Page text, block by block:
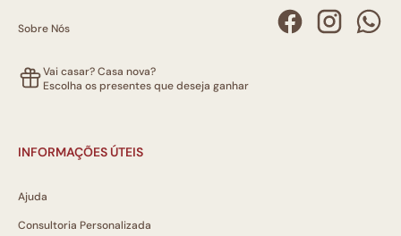
Sobre Nós
Vai casar? Casa nova?
Escolha os presentes que deseja ganhar
INFORMAÇÕES ÚTEIS
Ajuda
Consultoria Personalizada